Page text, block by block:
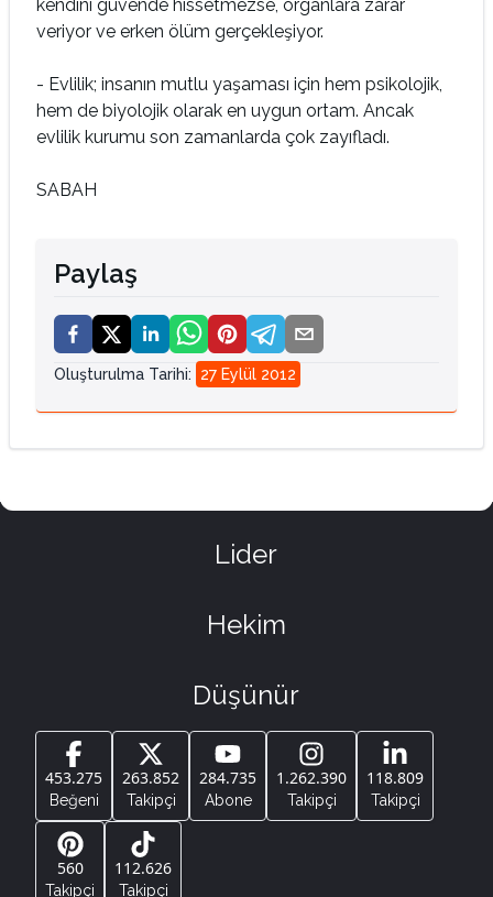
kendini güvende hissetmezse, organlara zarar
veriyor ve erken ölüm gerçekleşiyor.
- Evlilik; insanın mutlu yaşaması için hem psikolojik,
hem de biyolojik olarak en uygun ortam. Ancak
evlilik kurumu son zamanlarda çok zayıfladı.
SABAH
Paylaş
Oluşturulma Tarihi: 27 Eylül 2012
Lider
Hekim
Düşünür
453.275
Beğeni
263.852
Takipçi
284.735
Abone
1.262.390
Takipçi
118.809
Takipçi
560
Takipçi
112.626
Takipçi